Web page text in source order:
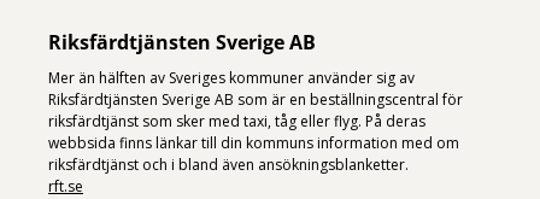
Riksfärdtjänsten Sverige AB
Mer än hälften av Sveriges kommuner använder sig av
Riksfärdtjänsten Sverige AB som är en beställningscentral för
riksfärdtjänst som sker med taxi, tåg eller flyg. På deras
webbsida finns länkar till din kommuns information med om
riksfärdtjänst och i bland även ansökningsblanketter.
rft.se